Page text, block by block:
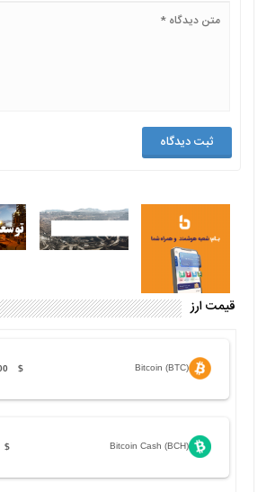
قیمت ارز
Bitcoin (BTC)
$
Bitcoin Cash (BCH)
$